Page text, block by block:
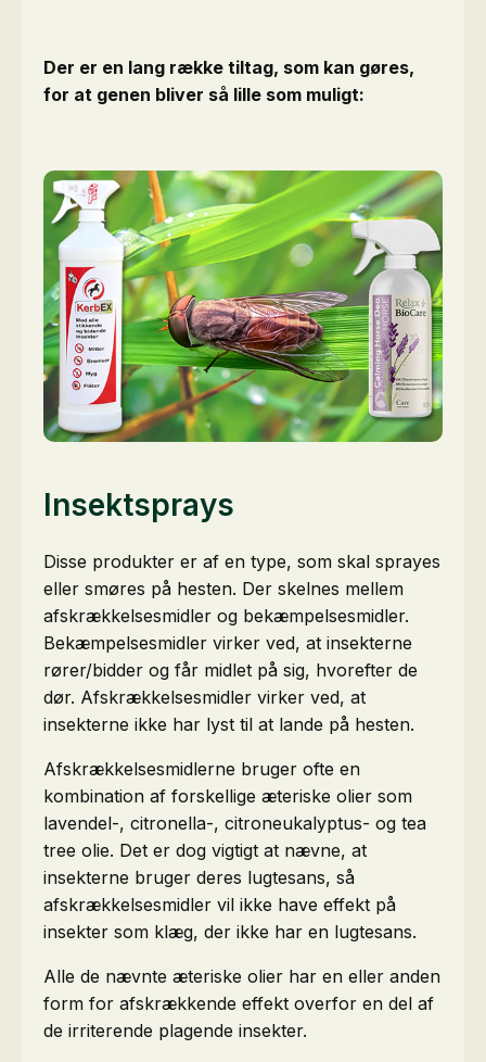
Der er en lang række tiltag, som kan gøres,
for at genen bliver så lille som muligt:
Insektsprays
Disse produkter er af en type, som skal sprayes
eller smøres på hesten. Der skelnes mellem
afskrækkelsesmidler og bekæmpelsesmidler.
Bekæmpelsesmidler virker ved, at insekterne
rører/bidder og får midlet på sig, hvorefter de
dør. Afskrækkelsesmidler virker ved, at
insekterne ikke har lyst til at lande på hesten.
Afskrækkelsesmidlerne bruger ofte en
kombination af forskellige æteriske olier som
lavendel-, citronella-, citroneukalyptus- og tea
tree olie. Det er dog vigtigt at nævne, at
insekterne bruger deres lugtesans, så
afskrækkelsesmidler vil ikke have effekt på
insekter som klæg, der ikke har en lugtesans.
Alle de nævnte æteriske olier har en eller anden
form for afskrækkende effekt overfor en del af
de irriterende plagende insekter.